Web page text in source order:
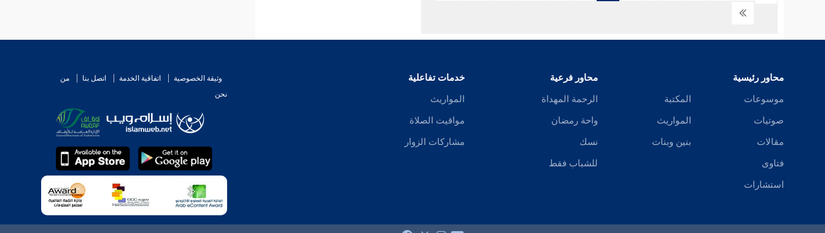
محاور رئيسية
موسوعات
صوتيات
مقالات
فتاوى
استشارات
المكتبة
المواريث
بنين وبنات
محاور فرعية
الرحمة المهداة
واحة رمضان
نسك
للشباب فقط
خدمات تفاعلية
المواريث
مواقيت الصلاة
مشاركات الزوار
وثيقة الخصوصية اتفاقية الخدمة اتصل بنا
من
نحن